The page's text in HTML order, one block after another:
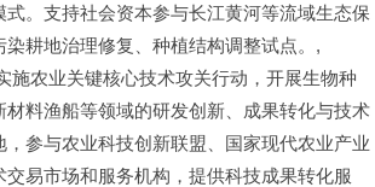
。支持社会资本参与长江黄河等流域生态保
耕地治理修复、种植结构调整试点。,
施农业关键核心技术攻关行动，开展生物种
料渔船等领域的研发创新、成果转化与技术
参与农业科技创新联盟、国家现代农业产业
易市场和服务机构，提供科技成果转化服